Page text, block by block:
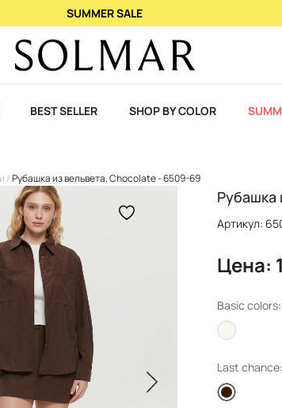
покупке 2 ароматов – 3-й в подарок!
BEST SELLER SHOP BY COLOR
Рубашка из вельвета, Chocolate - 6509-69
Рубашка
Артикул:
Цена:
Basic colors:
Last chance: